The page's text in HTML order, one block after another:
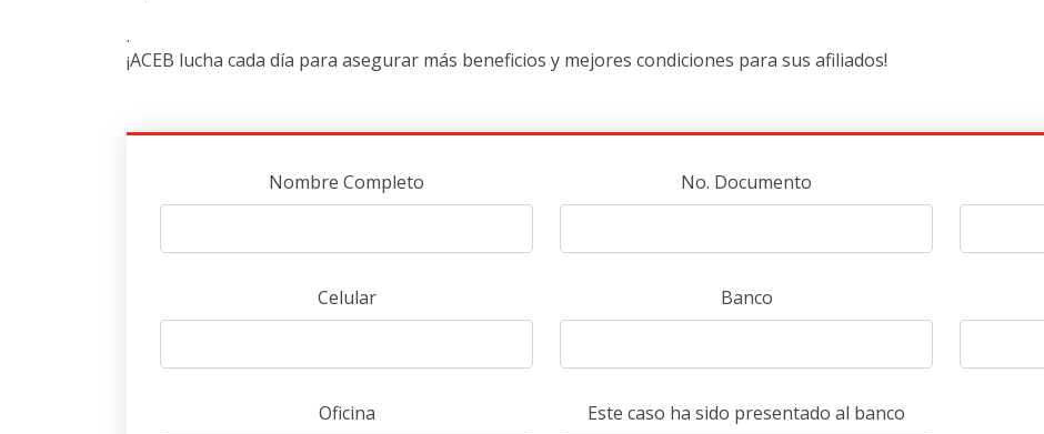
.
¡ACEB lucha cada día para asegurar más beneficios y mejores condiciones para sus afiliados!
Nombre Completo No. Documento
Celular Banco
Oficina Este caso ha sido presentado al banco